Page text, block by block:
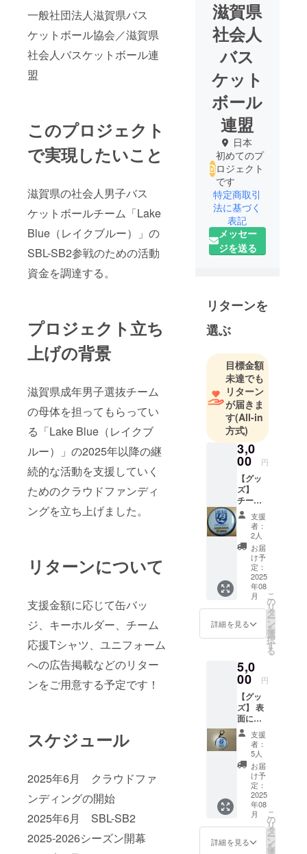
一般社団法人滋賀県バス
ケットボール協会／滋賀県
社会人バスケットボール連
盟
このプロジェクト
で実現したいこと
滋賀県の社会人男子バス
ケットボールチーム「Lake
Blue（レイクブルー）」の
SBL-SB2参戦のための活動
資金を調達する。
プロジェクト立ち
上げの背景
滋賀県成年男子選抜チーム
の母体を担ってもらってい
る「Lake Blue（レイクブ
ルー）」の2025年以降の継
続的な活動を支援していく
ためのクラウドファンディ
ングを立ち上げました。
リターンについて
支援金額に応じて缶バッ
ジ、キーホルダー、チーム
応援Tシャツ、ユニフォーム
への広告掲載などのリター
ンをご用意する予定です！
スケジュール
2025年6月 クラウドファ
ンディングの開始
2025年6月 SBL-SB2
2025-2026シーズン開幕
滋賀県
社会人
バス
ケット
ボール
連盟
日本
初めてのプ
ロジェクト
です
特定商取引
法に基づく
表記
メッセー
ジを送る
リターンを
選ぶ
目標金額
未達でも
リターン
が届きま
す(All-in
方式)
3,0
00 円
【グッ
ズ】
チーム
ロゴを
デザイ
ンした
缶バッ
ジを1個
お届け
しま
す。
（商品
の説
明） ・
数量：1
点 ・サ
約
5.8cm
支援
者：
2人
お届
け予
定：
2025
年08
月
詳細を見る
こ
の
リ
タ
ー
ン
を
選
択
す
る
5,0
00 円
【グッ
ズ】 表
面に
チーム
ロゴ、
裏面に
選手プ
フィー
ルをデ
ザイン
した
キーホ
ルダー
を1個お
支援
者：
5人
お届
け予
定：
2025
年08
月
詳細を見る
こ
の
リ
タ
ー
ン
を